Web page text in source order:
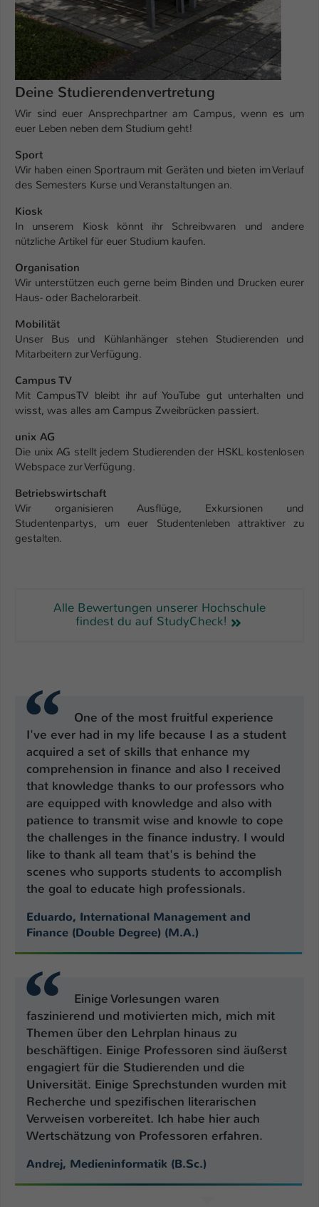
Deine Studierendenvertretung
Wir sind euer Ansprechpartner am Campus, wenn es um
euer Leben neben dem Studium geht!
Sport
Wir haben einen Sportraum mit Geräten und bieten im Verlauf
des Semesters Kurse und Veranstaltungen an.
Kiosk
In unserem Kiosk könnt ihr Schreibwaren und andere
nützliche Artikel für euer Studium kaufen.
Organisation
Wir unterstützen euch gerne beim Binden und Drucken eurer
Haus- oder Bachelorarbeit.
Mobilität
Unser Bus und Kühlanhänger stehen Studierenden und
Mitarbeitern zur Verfügung.
Campus TV
Mit CampusTV bleibt ihr auf YouTube gut unterhalten und
wisst, was alles am Campus Zweibrücken passiert.
unix AG
Die unix AG stellt jedem Studierenden der HSKL kostenlosen
Webspace zur Verfügung.
Betriebswirtschaft
Wir organisieren Ausflüge, Exkursionen und
Studentenpartys, um euer Studentenleben attraktiver zu
gestalten.
Alle Bewertungen unserer Hochschule
findest du auf StudyCheck!
One of the most fruitful experience
I've ever had in my life because I as a student
acquired a set of skills that enhance my
comprehension in finance and also I received
that knowledge thanks to our professors who
are equipped with knowledge and also with
patience to transmit wise and knowle to cope
the challenges in the finance industry. I would
like to thank all team that's is behind the
scenes who supports students to accomplish
the goal to educate high professionals.
Eduardo, International Management and
Finance (Double Degree) (M.A.)
Einige Vorlesungen waren
faszinierend und motivierten mich, mich mit
Themen über den Lehrplan hinaus zu
beschäftigen. Einige Professoren sind äußerst
engagiert für die Studierenden und die
Universität. Einige Sprechstunden wurden mit
Recherche und spezifischen literarischen
Verweisen vorbereitet. Ich habe hier auch
Wertschätzung von Professoren erfahren.
Andrej, Medieninformatik (B.Sc.)